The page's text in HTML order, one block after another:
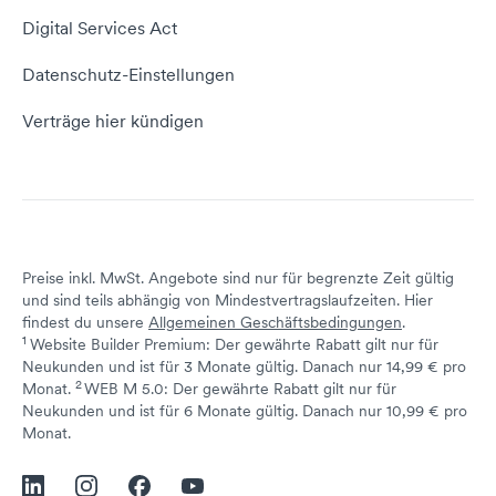
Server Hosting
Empfehlungsprogramm
Domain Reseller
Status dogado.de
Digital Services Act
Datenschutz-Einstellungen
Verträge hier kündigen
Preise inkl. MwSt. Angebote sind nur für begrenzte Zeit gültig
und sind teils abhängig von Mindestvertragslaufzeiten. Hier
findest du unsere Allgemeinen Geschäftsbedingungen.
1 Website Builder Premium: Der gewährte Rabatt gilt nur für
Neukunden und ist für 3 Monate gültig. Danach nur 14,99 € pro
Monat.↩ 1
2 WEB M 5.0: Der gewährte Rabatt gilt nur für
Neukunden und ist für 6 Monate gültig. Danach nur 10,99 € pro
Monat.↩ 1